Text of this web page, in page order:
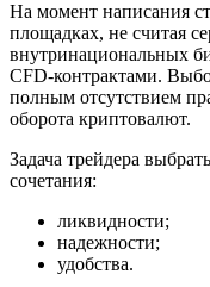
На момент написания
площадках, не считая
внутринациональных
CFD-контрактами.
полным отсутствием
оборота криптовалют.
Задача трейдера
сочетания:
ликвидности;
надежности;
удобства.